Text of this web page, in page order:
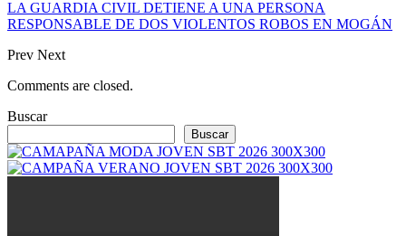
LA GUARDIA CIVIL DETIENE A UNA PERSONA
RESPONSABLE DE DOS VIOLENTOS ROBOS EN MOGÁN
Prev Next
Comments are closed.
Buscar
Buscar